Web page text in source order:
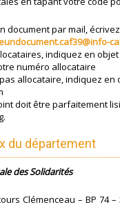
document par mail,
indiquez en
numéro allocataire
pas allocataire, indiquez en
doit être parfaitement
du département
des Solidarités
Clémenceau – BP 74 –